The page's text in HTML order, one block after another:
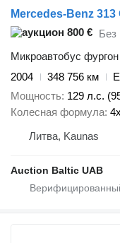
Mercedes-Benz 313
800 €
Микроавтобус фургон
2004
348 756 км
Мощность 129 л.с.
Колесная формула
Литва, Kaunas
Auction Baltic UAB